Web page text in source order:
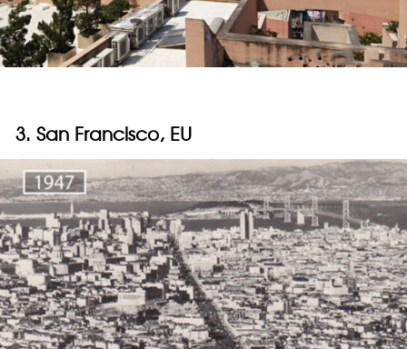
3. San Francisco, EU